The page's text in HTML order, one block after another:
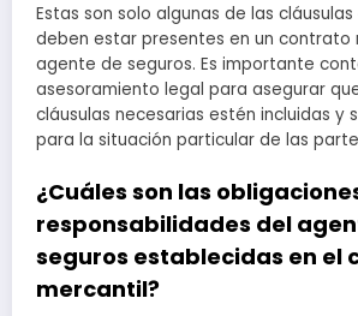
Estas son solo algunas de las
deben estar presentes en un contrato
agente de seguros. Es importante
asesoramiento legal para asegurar
cláusulas necesarias estén incluidas y
para la situación particular de las
¿Cuáles son las
responsabilidades del
seguros establecidas en el
mercantil?